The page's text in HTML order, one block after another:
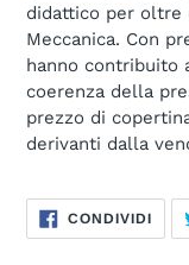
didattico per oltre
Meccanica. Con
hanno contribuito
coerenza della
prezzo di
derivanti dalla
CONDIVIDI